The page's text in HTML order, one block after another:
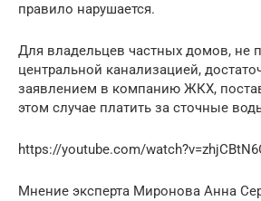
правило нарушается.
Для владельцев частных домов, не
центральной канализацией,
заявлением в компанию ЖКХ,
этом случае платить за сточные
https://youtube.com/
Мнение эксперта Миронова Анна